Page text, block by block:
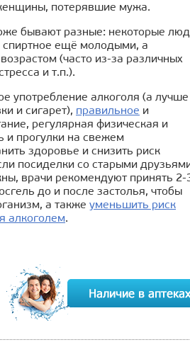
потерявшие мужа.
бывают разные: некоторые
спиртное ещё молодыми, а
(часто из-за различных
и т.п.).
употребление алкоголя (а лучше
и сигарет), правильное и
регулярная физическая и
и прогулки на свежем
здоровье и снизить риск
посиделки со старыми
врачи рекомендуют принять 2-
до и после застолья, чтобы
а также уменьшить риск
алкоголем.